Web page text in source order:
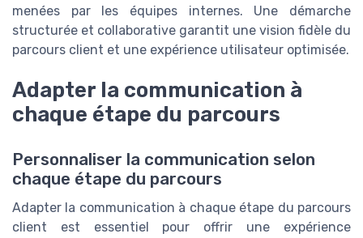
menées par les équipes internes. Une démarche
structurée et collaborative garantit une vision fidèle du
parcours client et une expérience utilisateur optimisée.
Adapter la communication à
chaque étape du parcours
Personnaliser la communication selon
chaque étape du parcours
Adapter la communication à chaque étape du parcours
client est essentiel pour offrir une expérience